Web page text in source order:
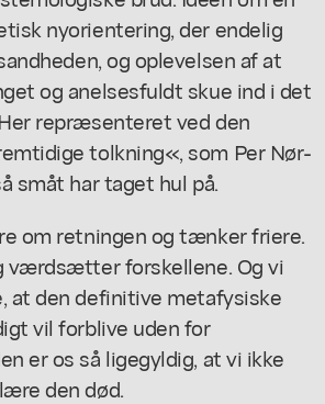
nyorientering, der endelig
og oplevelsen af at
og anelsesfuldt skue ind i det
repræsenteret ved den
tolkning«, som Per Nør-
småt har taget hul på.
om retningen og tænker friere.
værdsætter forskellene. Og vi
at den definitive metafysiske
vil forblive uden for
er os så ligegyldig, at vi ikke
den død.